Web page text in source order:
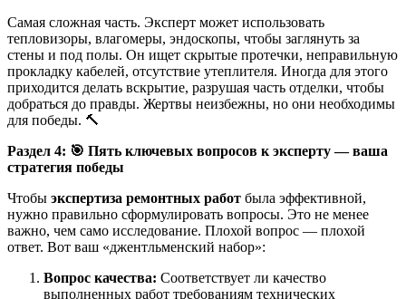
Самая сложная часть. Эксперт может использовать
тепловизоры, влагомеры, эндоскопы, чтобы заглянуть за
стены и под полы. Он ищет скрытые протечки, неправильную
прокладку кабелей, отсутствие утеплителя. Иногда для этого
приходится делать вскрытие, разрушая часть отделки, чтобы
добраться до правды. Жертвы неизбежны, но они необходимы
для победы. 🔨
Раздел 4: 🎯 Пять ключевых вопросов к эксперту — ваша
стратегия победы
Чтобы экспертиза ремонтных работ была эффективной,
нужно правильно сформулировать вопросы. Это не менее
важно, чем само исследование. Плохой вопрос — плохой
ответ. Вот ваш «джентльменский набор»:
Вопрос качества: Соответствует ли качество
выполненных работ требованиям технических